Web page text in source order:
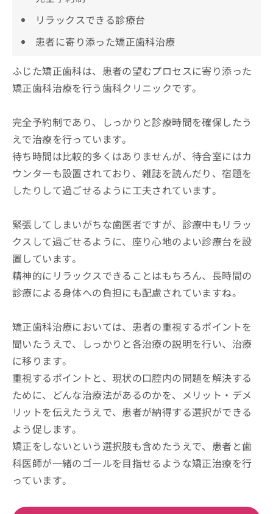
リラックスできる診療台
患者に寄り添った矯正歯科治療
ふじた矯正歯科は、患者の望むプロセスに寄り添った
矯正歯科治療を行う歯科クリニックです。
完全予約制であり、しっかりと診療時間を確保したう
えで治療を行っています。
待ち時間は比較的多くはありませんが、待合室にはカ
ウンターも設置されており、雑誌を読んだり、宿題を
したりして過ごせるように工夫されています。
緊張してしまいがちな歯医者ですが、診療中もリラッ
クスして過ごせるように、座り心地のよい診療台を設
置しています。
精神的にリラックスできることはもちろん、長時間の
診療による身体への負担にも配慮されていますね。
矯正歯科治療においては、患者の重視するポイントを
聞いたうえで、しっかりと各治療の説明を行い、治療
に移ります。
重視するポイントと、現状の口腔内の問題を解決する
ために、どんな治療法があるのかを、メリット・デメ
リットを伝えたうえで、患者が納得する選択ができる
よう促します。
矯正をしないという選択肢も含めたうえで、患者と歯
科医師が一緒のゴールを目指せるような矯正治療を行
っています。